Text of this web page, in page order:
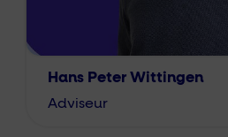
Hans Peter Wittingen
Adviseur